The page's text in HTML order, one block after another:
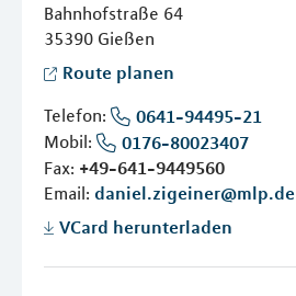
Bahnhofstraße 64
35390 Gießen
Route planen
Telefon:
0641-94495-21
Mobil:
0176-80023407
Fax: +49-641-9449560
Email: daniel.zigeiner@mlp.de
VCard herunterladen